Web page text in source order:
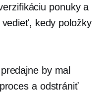
ponuky a
kedy položky
by mal
a odstrániť